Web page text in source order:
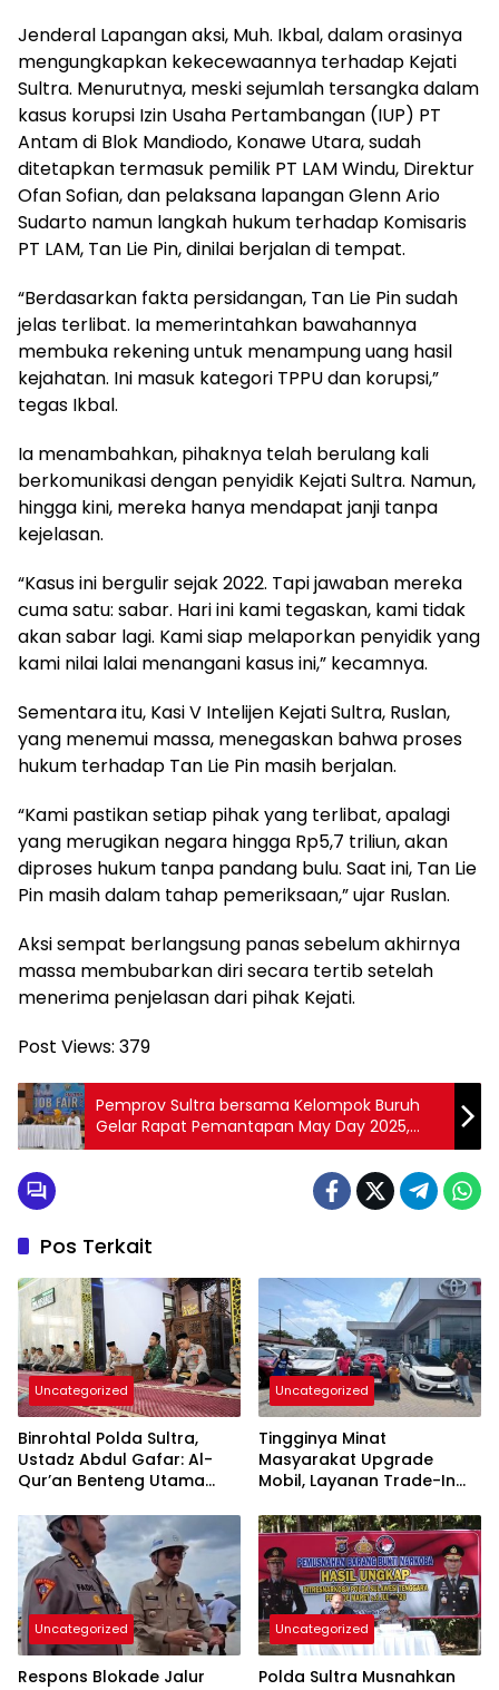
Jenderal Lapangan aksi, Muh. Ikbal, dalam orasinya
mengungkapkan kekecewaannya terhadap Kejati
Sultra. Menurutnya, meski sejumlah tersangka dalam
kasus korupsi Izin Usaha Pertambangan (IUP) PT
Antam di Blok Mandiodo, Konawe Utara, sudah
ditetapkan termasuk pemilik PT LAM Windu, Direktur
Ofan Sofian, dan pelaksana lapangan Glenn Ario
Sudarto namun langkah hukum terhadap Komisaris
PT LAM, Tan Lie Pin, dinilai berjalan di tempat.
“Berdasarkan fakta persidangan, Tan Lie Pin sudah
jelas terlibat. Ia memerintahkan bawahannya
membuka rekening untuk menampung uang hasil
kejahatan. Ini masuk kategori TPPU dan korupsi,”
tegas Ikbal.
Ia menambahkan, pihaknya telah berulang kali
berkomunikasi dengan penyidik Kejati Sultra. Namun,
hingga kini, mereka hanya mendapat janji tanpa
kejelasan.
“Kasus ini bergulir sejak 2022. Tapi jawaban mereka
cuma satu: sabar. Hari ini kami tegaskan, kami tidak
akan sabar lagi. Kami siap melaporkan penyidik yang
kami nilai lalai menangani kasus ini,” kecamnya.
Sementara itu, Kasi V Intelijen Kejati Sultra, Ruslan,
yang menemui massa, menegaskan bahwa proses
hukum terhadap Tan Lie Pin masih berjalan.
“Kami pastikan setiap pihak yang terlibat, apalagi
yang merugikan negara hingga Rp5,7 triliun, akan
diproses hukum tanpa pandang bulu. Saat ini, Tan Lie
Pin masih dalam tahap pemeriksaan,” ujar Ruslan.
Aksi sempat berlangsung panas sebelum akhirnya
massa membubarkan diri secara tertib setelah
menerima penjelasan dari pihak Kejati.
Post Views: 379
Pemprov Sultra bersama Kelompok Buruh
Gelar Rapat Pemantapan May Day 2025,
Rencanakan Beragam Kegiatan Meriah
Pos Terkait
Uncategorized
Binrohtal Polda Sultra,
Ustadz Abdul Gafar: Al-
Qur’an Benteng Utama
Penyimpangan Sosial
Uncategorized
Tingginya Minat
Masyarakat Upgrade
Mobil, Layanan Trade-In
Permintaan
Uncategorized
Respons Blokade Jalur
Uncategorized
Polda Sultra Musnahkan